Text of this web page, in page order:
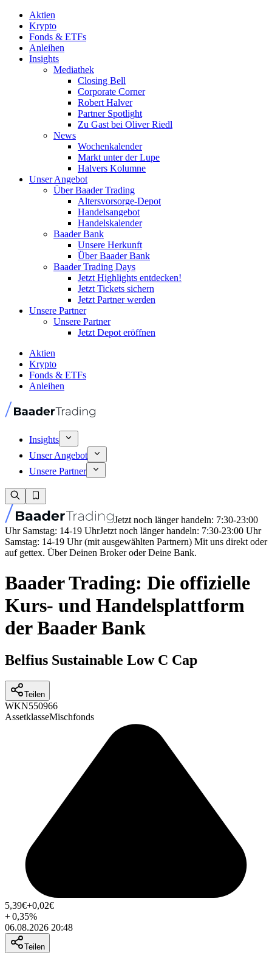
Aktien
Krypto
Fonds & ETFs
Anleihen
Insights
Mediathek
Closing Bell
Corporate Corner
Robert Halver
Partner Spotlight
Zu Gast bei Oliver Riedl
News
Wochenkalender
Markt unter der Lupe
Halvers Kolumne
Unser Angebot
Über Baader Trading
Altersvorsorge-Depot
Handelsangebot
Handelskalender
Baader Bank
Unsere Herkunft
Über Baader Bank
Baader Trading Days
Jetzt Highlights entdecken!
Jetzt Tickets sichern
Jetzt Partner werden
Unsere Partner
Unsere Partner
Jetzt Depot eröffnen
Aktien
Krypto
Fonds & ETFs
Anleihen
Insights
Unser Angebot
Unsere Partner
Jetzt noch länger handeln: 7:30-23:00
Uhr Samstag: 14-19 UhrJetzt noch länger handeln: 7:30-23:00 Uhr
Samstag: 14-19 Uhr (mit ausgewählten Partnern) Mit uns direkt oder
auf gettex. Über Deinen Broker oder Deine Bank.
Baader Trading: Die offizielle
Kurs- und Handelsplattform
der Baader Bank
Belfius Sustainable Low C Cap
Teilen
WKN550966
AssetklasseMischfonds
5,39€+0,02€
+0,35%
06.08.2026 20:48
Teilen